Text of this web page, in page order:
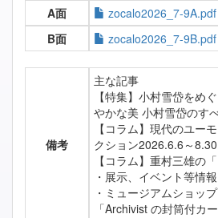
A面
zocalo2026_7-9A.pdf
B面
zocalo2026_7-9B.pdf
備考
主な記事
【特集】小村雪岱をめ
やかな美 小村雪岱のすべ
【コラム】現代のユー
クション2026.6.6～8.30
【コラム】重村三雄の
・展示、イベント等情
・ミュージアムショッ
「Archivist の封筒付カー